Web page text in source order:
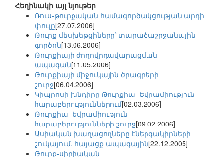
Հեղինակի այլ նյութեր
Ռուս-թուրքական համագործակցության արդի
փուլը[27.07.2006]
Թուրք մեսխեթցիները՝ տարածաշրջանային
գործոն[13.06.2006]
Թուրքիայի ժողովրդավարացման
ապագան[11.05.2006]
Թուրքիայի միջուկային ծրագրերի
շուրջ[06.04.2006]
Կիպրոսի խնդիրը Թուրքիա–Եվրամիություն
հարաբերություններում[02.03.2006]
Թուրքիա–Եվրամիություն
հարաբերությունների շուրջ[09.02.2006]
Ասիական խաղացողները էներգակիրների
շուկայում. հայացք ապագային[22.12.2005]
Թուրք-սիրիական